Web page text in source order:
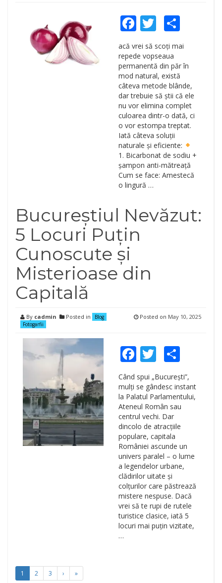
Facebook
TwitterShare
acă vrei să scoți mai
repede vopseaua
permanentă din păr în
mod natural, există
câteva metode blânde,
dar trebuie să știi că ele
nu vor elimina complet
culoarea dintr-o dată, ci
o vor estompa treptat.
Iată câteva soluții
naturale și eficiente:
1. Bicarbonat de sodiu +
șampon anti-mătreață
Cum se face: Amestecă
o lingură …
Bucureștiul Nevăzut:
5 Locuri Puțin
Cunoscute și
Misterioase din
Capitală
By cadmin Posted in
Blog
Fotogarfii
Posted on May 10, 2025
Facebook
TwitterShare
Când spui „București”,
mulți se gândesc instant
la Palatul Parlamentului,
Ateneul Român sau
centrul vechi. Dar
dincolo de atracțiile
populare, capitala
României ascunde un
univers paralel – o lume
a legendelor urbane,
clădirilor uitate și
colțurilor care păstrează
mistere nespuse. Dacă
vrei să te rupi de rutele
turistice clasice, iată 5
locuri mai puțin vizitate,
…
1 2 3 › »